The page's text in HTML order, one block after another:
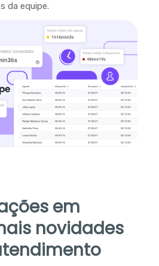
da equipe.
em
novidades